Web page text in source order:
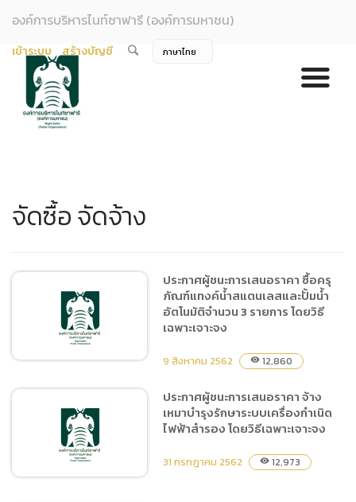
องค์การบริหารไนท์ซาฟารี (องค์การมหาชน)
เข้าระบบ สร้างบัญชี
จัดซื้อ จัดจ้าง
ประกาศผู้ชนะการเสนอราคา
ซื้อครุภัณฑ์แทงค์น้ำสแตนเลส
และปั้มน้ำอัตโนมัติจำนวน 3
รายการ โดยวิธีเฉพาะเจาะจง
ประกาศผู้ชนะการเสนอราคา ซื้อครุ
ภัณฑ์แทงค์น้ำสแตนเลสและปั้มน้ำ
อัตโนมัติจำนวน 3 รายการ โดยวิธี
เฉพาะเจาะจง
9 สิงหาคม 2562 visibility 12,860
ประกาศผู้ชนะการเสนอราคา จ้าง
เหมาบำรุงรักษาระบบเครื่องกำเนิด
ไฟฟ้าสำรอง โดยวิธีเฉพาะเจาะจง
31 กรกฎาคม 2562 visibility 12,973